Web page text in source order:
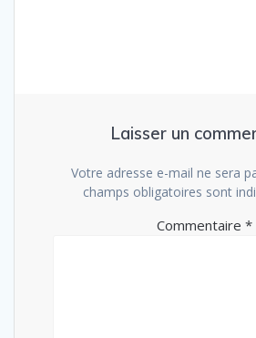
Laisser un
Votre adresse e-mail ne sera
champs obligatoires sont
Commentaire *